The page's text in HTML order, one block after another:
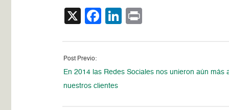
X Facebook
LinkedIn
Post Previo:
En 2014 las Redes Sociales nos unieron aún más
nuestros clientes